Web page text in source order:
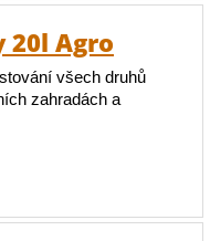
Agro
všech druhů
zahradách a